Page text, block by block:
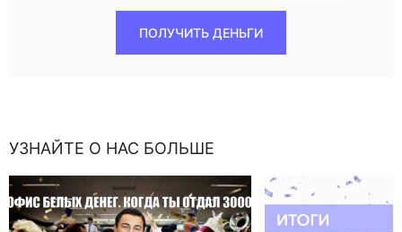
ПОЛУЧИТЬ ДЕНЬГИ
УЗНАЙТЕ О НАС БОЛЬШЕ